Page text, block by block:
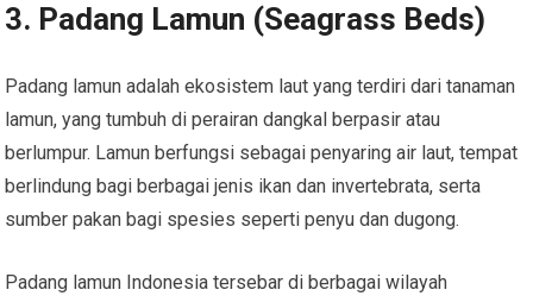
3. Padang Lamun (Seagrass Beds)
Padang lamun adalah ekosistem laut yang terdiri dari tanaman
lamun, yang tumbuh di perairan dangkal berpasir atau
berlumpur. Lamun berfungsi sebagai penyaring air laut, tempat
berlindung bagi berbagai jenis ikan dan invertebrata, serta
sumber pakan bagi spesies seperti penyu dan dugong.
Padang lamun Indonesia tersebar di berbagai wilayah